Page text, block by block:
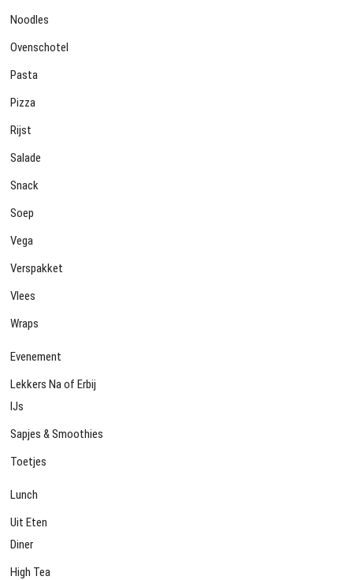
Noodles
Ovenschotel
Pasta
Pizza
Rijst
Salade
Snack
Soep
Vega
Verspakket
Vlees
Wraps
Evenement
Lekkers Na of Erbij
IJs
Sapjes & Smoothies
Toetjes
Lunch
Uit Eten
Diner
High Tea